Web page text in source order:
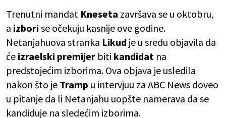
Trenutni mandat Kneseta završava se u oktobru,
a izbori se očekuju kasnije ove godine.
Netanjahuova stranka Likud je u sredu objavila da
će izraelski premijer biti kandidat na
predstojećim izborima. Ova objava je usledila
nakon što je Tramp u intervjuu za ABC News doveo
u pitanje da li Netanjahu uopšte namerava da se
kandiduje na sledećim izborima.